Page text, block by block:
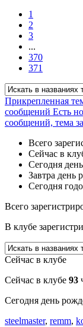
1
2
3
...
370
371
Прикрепленная
сообщений Есть
сообщений, тема
Всего
Сейчас в
Сегодня
Завтра день
Сегодня
Всего
В клубе
Сейчас в клубе
Сейчас в клубе 93
Сегодня день
steelmaster, remm,